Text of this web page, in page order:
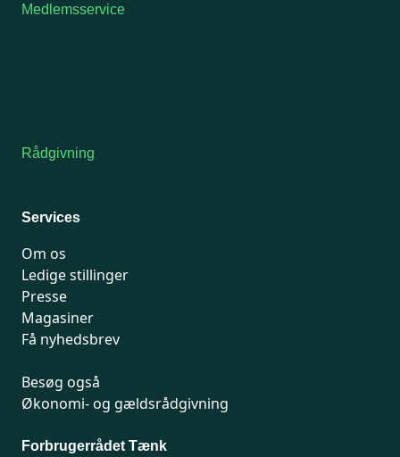
Medlemsservice
Rådgivning
Services
Om os
Ledige stillinger
Presse
Magasiner
Få nyhedsbrev
Besøg også
Økonomi- og gældsrådgivning
Forbrugerrådet Tænk